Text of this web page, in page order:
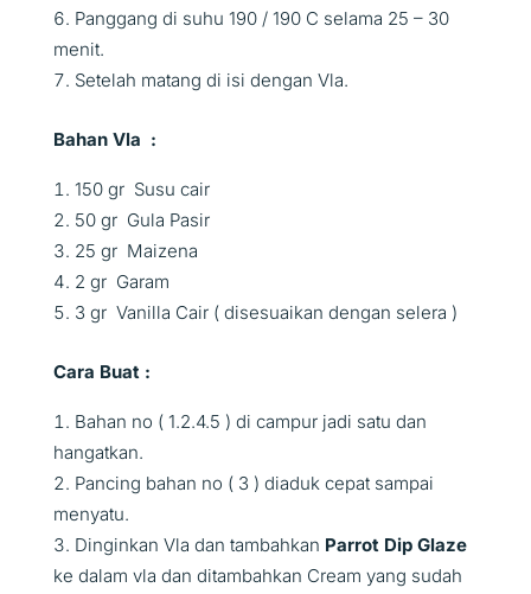
Panggang di suhu 190 / 190 C selama 25 – 30
menit.
Setelah matang di isi dengan Vla.
Bahan Vla :
150 gr Susu cair
50 gr Gula Pasir
25 gr Maizena
2 gr Garam
3 gr Vanilla Cair ( disesuaikan dengan selera )
Cara Buat :
Bahan no ( 1.2.4.5 ) di campur jadi satu dan
hangatkan.
Pancing bahan no ( 3 ) diaduk cepat sampai
menyatu.
Dinginkan Vla dan tambahkan Parrot Dip Glaze
ke dalam vla dan ditambahkan Cream yang sudah